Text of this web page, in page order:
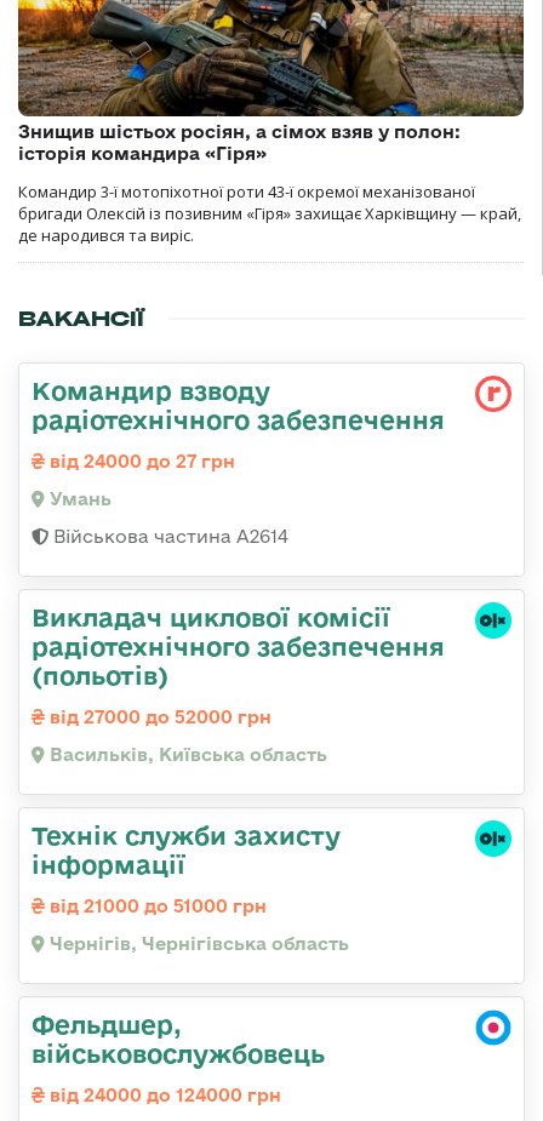
Знищив шістьох росіян, а сімох взяв у полон:
історія командира «Гіря»
Командир 3-ї мотопіхотної роти 43-ї окремої механізованої
бригади Олексій із позивним «Гіря» захищає Харківщину — край,
де народився та виріс.
ВАКАНСІЇ
Командир взводу
радіотехнічного забезпечення
від 24000 до 27 грн
Умань
Військова частина А2614
Викладач циклової комісії
радіотехнічного забезпечення
(польотів)
від 27000 до 52000 грн
Васильків, Київська область
Технік служби захисту
інформації
від 21000 до 51000 грн
Чернігів, Чернігівська область
Фельдшер,
військовослужбовець
від 24000 до 124000 грн